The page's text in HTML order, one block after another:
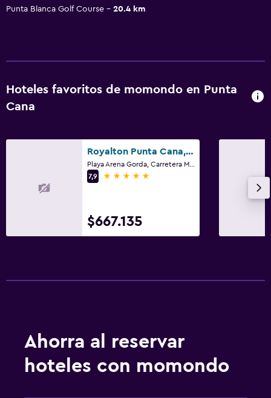
Punta Blanca Golf Course
20.4 km
Hoteles favoritos de momondo en Punta
Cana
Royalton Punta Cana, An Autograph Collection Resort & Casino
7,9
5 estrellas
$667.135
Ahorra al reservar
hoteles con momondo